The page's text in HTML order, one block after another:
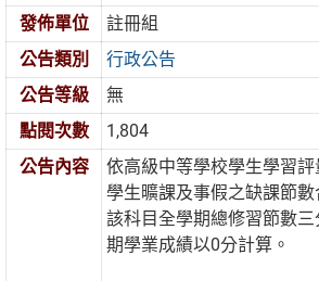
發佈單位
註冊組
公告類別
行政公告
公告等級
無
點閱次數
1,804
公告內容
依高級中等學校學生學習評
學生曠課及事假之缺課節數
該科目全學期總修習節數
期學業成績以0分計算。